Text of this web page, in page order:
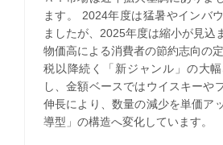
ます。 2024年度は猛暑やインバ
ましたが、2025年度は縮小が見込
物価高による消費者の節約志向の
税以降続く「新ジャンル」の大
し、金額ベースではウイスキーや
伸長により、数量の減少を単価ア
導型」の構造へ変化しています。